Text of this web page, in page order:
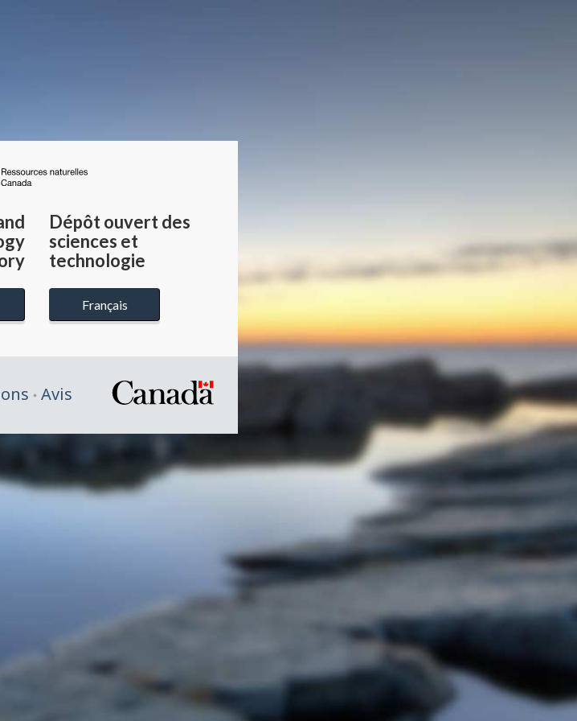
du
Canada
Dépôt ouvert des
sciences et
technologie
Français
Avis
/
Symbole
gouvernement